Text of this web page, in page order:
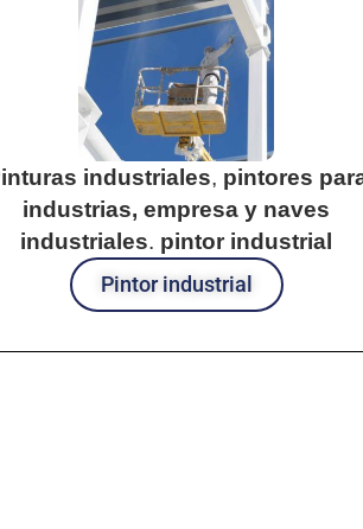
industriales, pintores
industrias, empresa y naves
industriales. pintor industrial
Pintor industrial